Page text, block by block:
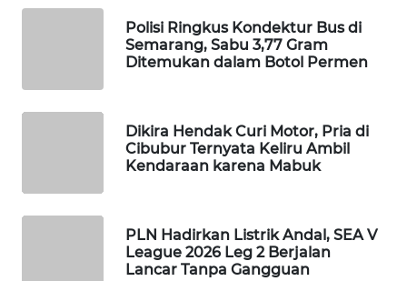
Polisi Ringkus Kondektur Bus di
Semarang, Sabu 3,77 Gram
Ditemukan dalam Botol Permen
Dikira Hendak Curi Motor, Pria di
Cibubur Ternyata Keliru Ambil
Kendaraan karena Mabuk
PLN Hadirkan Listrik Andal, SEA V
League 2026 Leg 2 Berjalan
Lancar Tanpa Gangguan
KONSUMEN
WAHANA